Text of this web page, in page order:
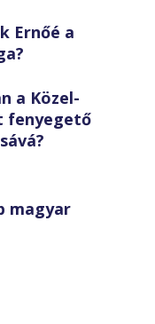
Ernőé a
a Közel-
fenyegető
magyar